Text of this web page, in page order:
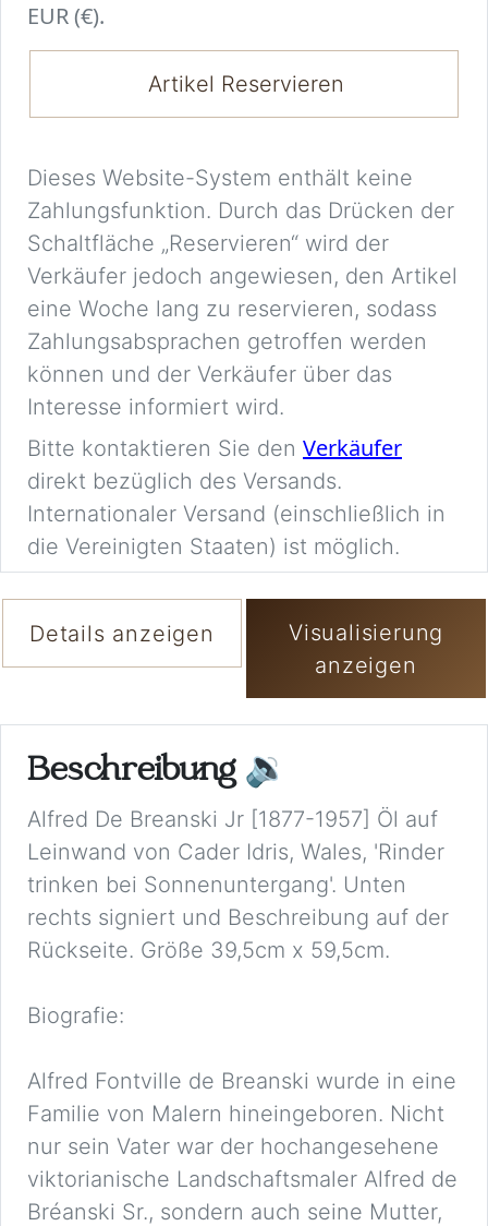
EUR (€).
Artikel Reservieren
Dieses Website-System enthält keine
Zahlungsfunktion. Durch das Drücken der
Schaltfläche „Reservieren“ wird der
Verkäufer jedoch angewiesen, den Artikel
eine Woche lang zu reservieren, sodass
Zahlungsabsprachen getroffen werden
können und der Verkäufer über das
Interesse informiert wird.
Bitte kontaktieren Sie den Verkäufer
direkt bezüglich des Versands.
Internationaler Versand (einschließlich in
die Vereinigten Staaten) ist möglich.
Details anzeigen
Visualisierung
anzeigen
Beschreibung 🔉
Alfred De Breanski Jr [1877-1957] Öl auf
Leinwand von Cader Idris, Wales, 'Rinder
trinken bei Sonnenuntergang'. Unten
rechts signiert und Beschreibung auf der
Rückseite. Größe 39,5cm x 59,5cm.
Biografie:
Alfred Fontville de Breanski wurde in eine
Familie von Malern hineingeboren. Nicht
nur sein Vater war der hochangesehene
viktorianische Landschaftsmaler Alfred de
Bréanski Sr., sondern auch seine Mutter,